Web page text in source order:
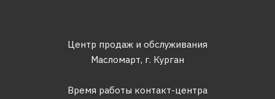
Центр продаж и обслуживания
Масломарт, г. Курган
Время работы контакт-центра